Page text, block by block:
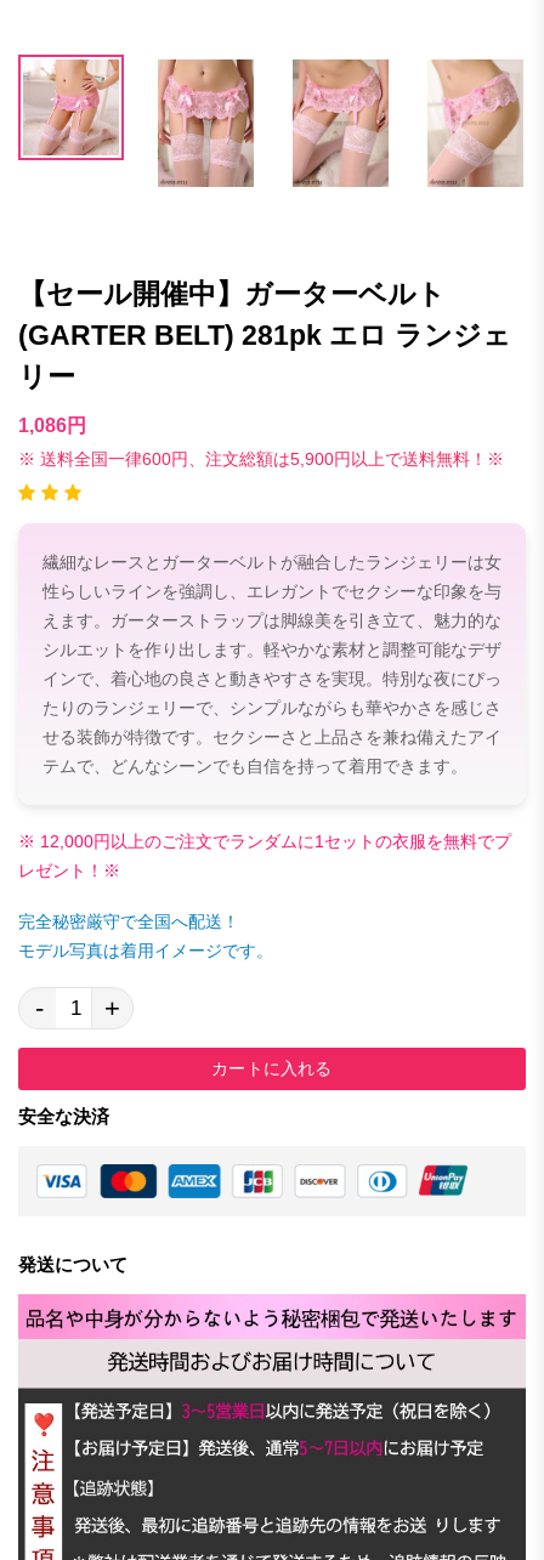
【セール開催中】ガーターベルト
(GARTER BELT) 281pk エロ ランジェ
リー
1,086円
※ 送料全国一律600円、注文総額は5,900円以上で送料無料！※
繊細なレースとガーターベルトが融合したランジェリーは女
性らしいラインを強調し、エレガントでセクシーな印象を与
えます。ガーターストラップは脚線美を引き立て、魅力的な
シルエットを作り出します。軽やかな素材と調整可能なデザ
インで、着心地の良さと動きやすさを実現。特別な夜にぴっ
たりのランジェリーで、シンプルながらも華やかさを感じさ
せる装飾が特徴です。セクシーさと上品さを兼ね備えたアイ
テムで、どんなシーンでも自信を持って着用できます。
※ 12,000円以上のご注文でランダムに1セットの衣服を無料でプ
レゼント！※
完全秘密厳守で全国へ配送！
モデル写真は着用イメージです。
- +
カートに入れる
安全な決済
発送について